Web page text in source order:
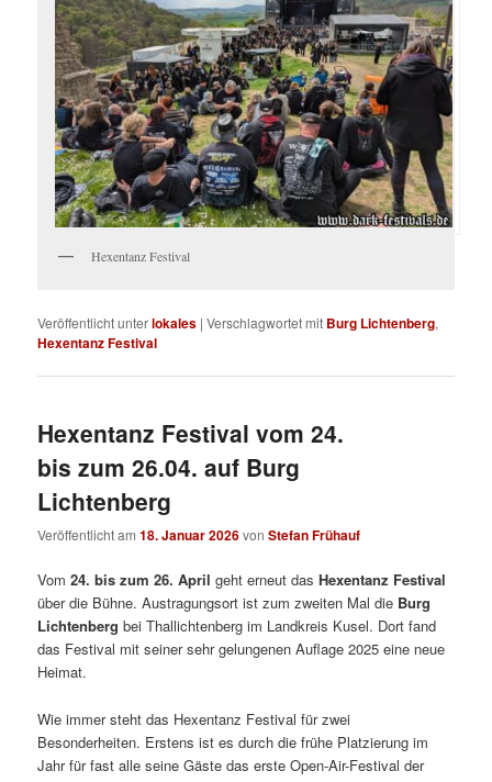
Hexentanz Festival
Veröffentlicht unterlokales |Verschlagwortet mit Burg Lichtenberg,
Hexentanz Festival
Hexentanz Festival vom 24.
bis zum 26.04. auf Burg
Lichtenberg
Veröffentlicht am18. Januar 2026vonStefan Frühauf
Vom24. bis zum 26. April geht erneut dasHexentanz Festival
über die Bühne. Austragungsort ist zum zweiten Mal die Burg
Lichtenberg bei Thallichtenberg im Landkreis Kusel. Dort fand
das Festival mit seiner sehr gelungenen Auflage 2025 eine neue
Heimat.
Wie immer steht das Hexentanz Festival für zwei
Besonderheiten. Erstens ist es durch die frühe Platzierung im
Jahr für fast alle seine Gäste das erste Open-Air-Festival der